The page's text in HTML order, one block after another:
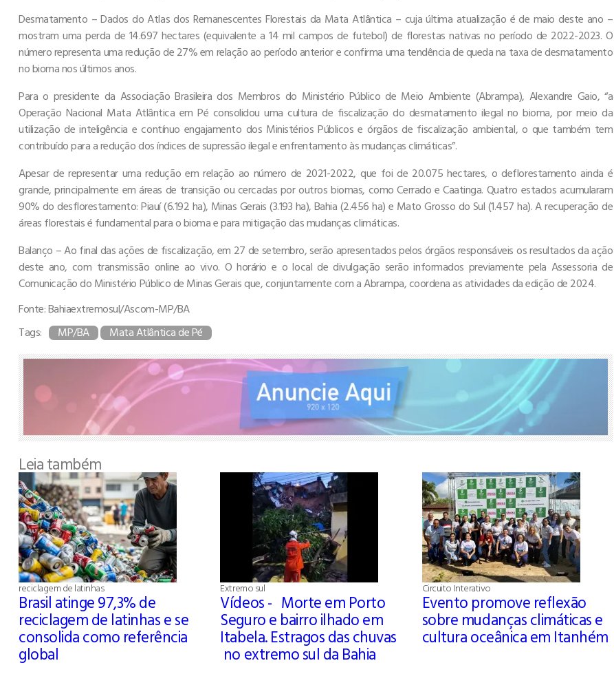
Desmatamento – Dados do Atlas dos Remanescentes Florestais da Mata Atlântica – cuja última atualização é de maio deste ano –
mostram uma perda de 14.697 hectares (equivalente a 14 mil campos de futebol) de florestas nativas no período de 2022-2023. O
número representa uma redução de 27% em relação ao período anterior e confirma uma tendência de queda na taxa de desmatamento
no bioma nos últimos anos.
Para o presidente da Associação Brasileira dos Membros do Ministério Público de Meio Ambiente (Abrampa), Alexandre Gaio, “a
Operação Nacional Mata Atlântica em Pé consolidou uma cultura de fiscalização do desmatamento ilegal no bioma, por meio da
utilização de inteligência e contínuo engajamento dos Ministérios Públicos e órgãos de fiscalização ambiental, o que também tem
contribuído para a redução dos índices de supressão ilegal e enfrentamento às mudanças climáticas”.
Apesar de representar uma redução em relação ao número de 2021-2022, que foi de 20.075 hectares, o deflorestamento ainda é
grande, principalmente em áreas de transição ou cercadas por outros biomas, como Cerrado e Caatinga. Quatro estados acumularam
90% do desflorestamento: Piauí (6.192 ha), Minas Gerais (3.193 ha), Bahia (2.456 ha) e Mato Grosso do Sul (1.457 ha). A recuperação de
áreas florestais é fundamental para o bioma e para mitigação das mudanças climáticas.
Balanço – Ao final das ações de fiscalização, em 27 de setembro, serão apresentados pelos órgãos responsáveis os resultados da ação
deste ano, com transmissão online ao vivo. O horário e o local de divulgação serão informados previamente pela Assessoria de
Comunicação do Ministério Público de Minas Gerais que, conjuntamente com a Abrampa, coordena as atividades da edição de 2024.
Fonte: Bahiaextremosul/Ascom-MP/BA
Tags:
MP/BA Mata Atlântica de Pé
Leia também
reciclagem de latinhas
Brasil atinge 97,3% de
reciclagem de latinhas e se
consolida como referência
global
Extremo sul
Vídeos - Morte em Porto
Seguro e bairro ilhado em
Itabela. Estragos das chuvas
no extremo sul da Bahia
Circuito Interativo
Evento promove reflexão
sobre mudanças climáticas e
cultura oceânica em Itanhém